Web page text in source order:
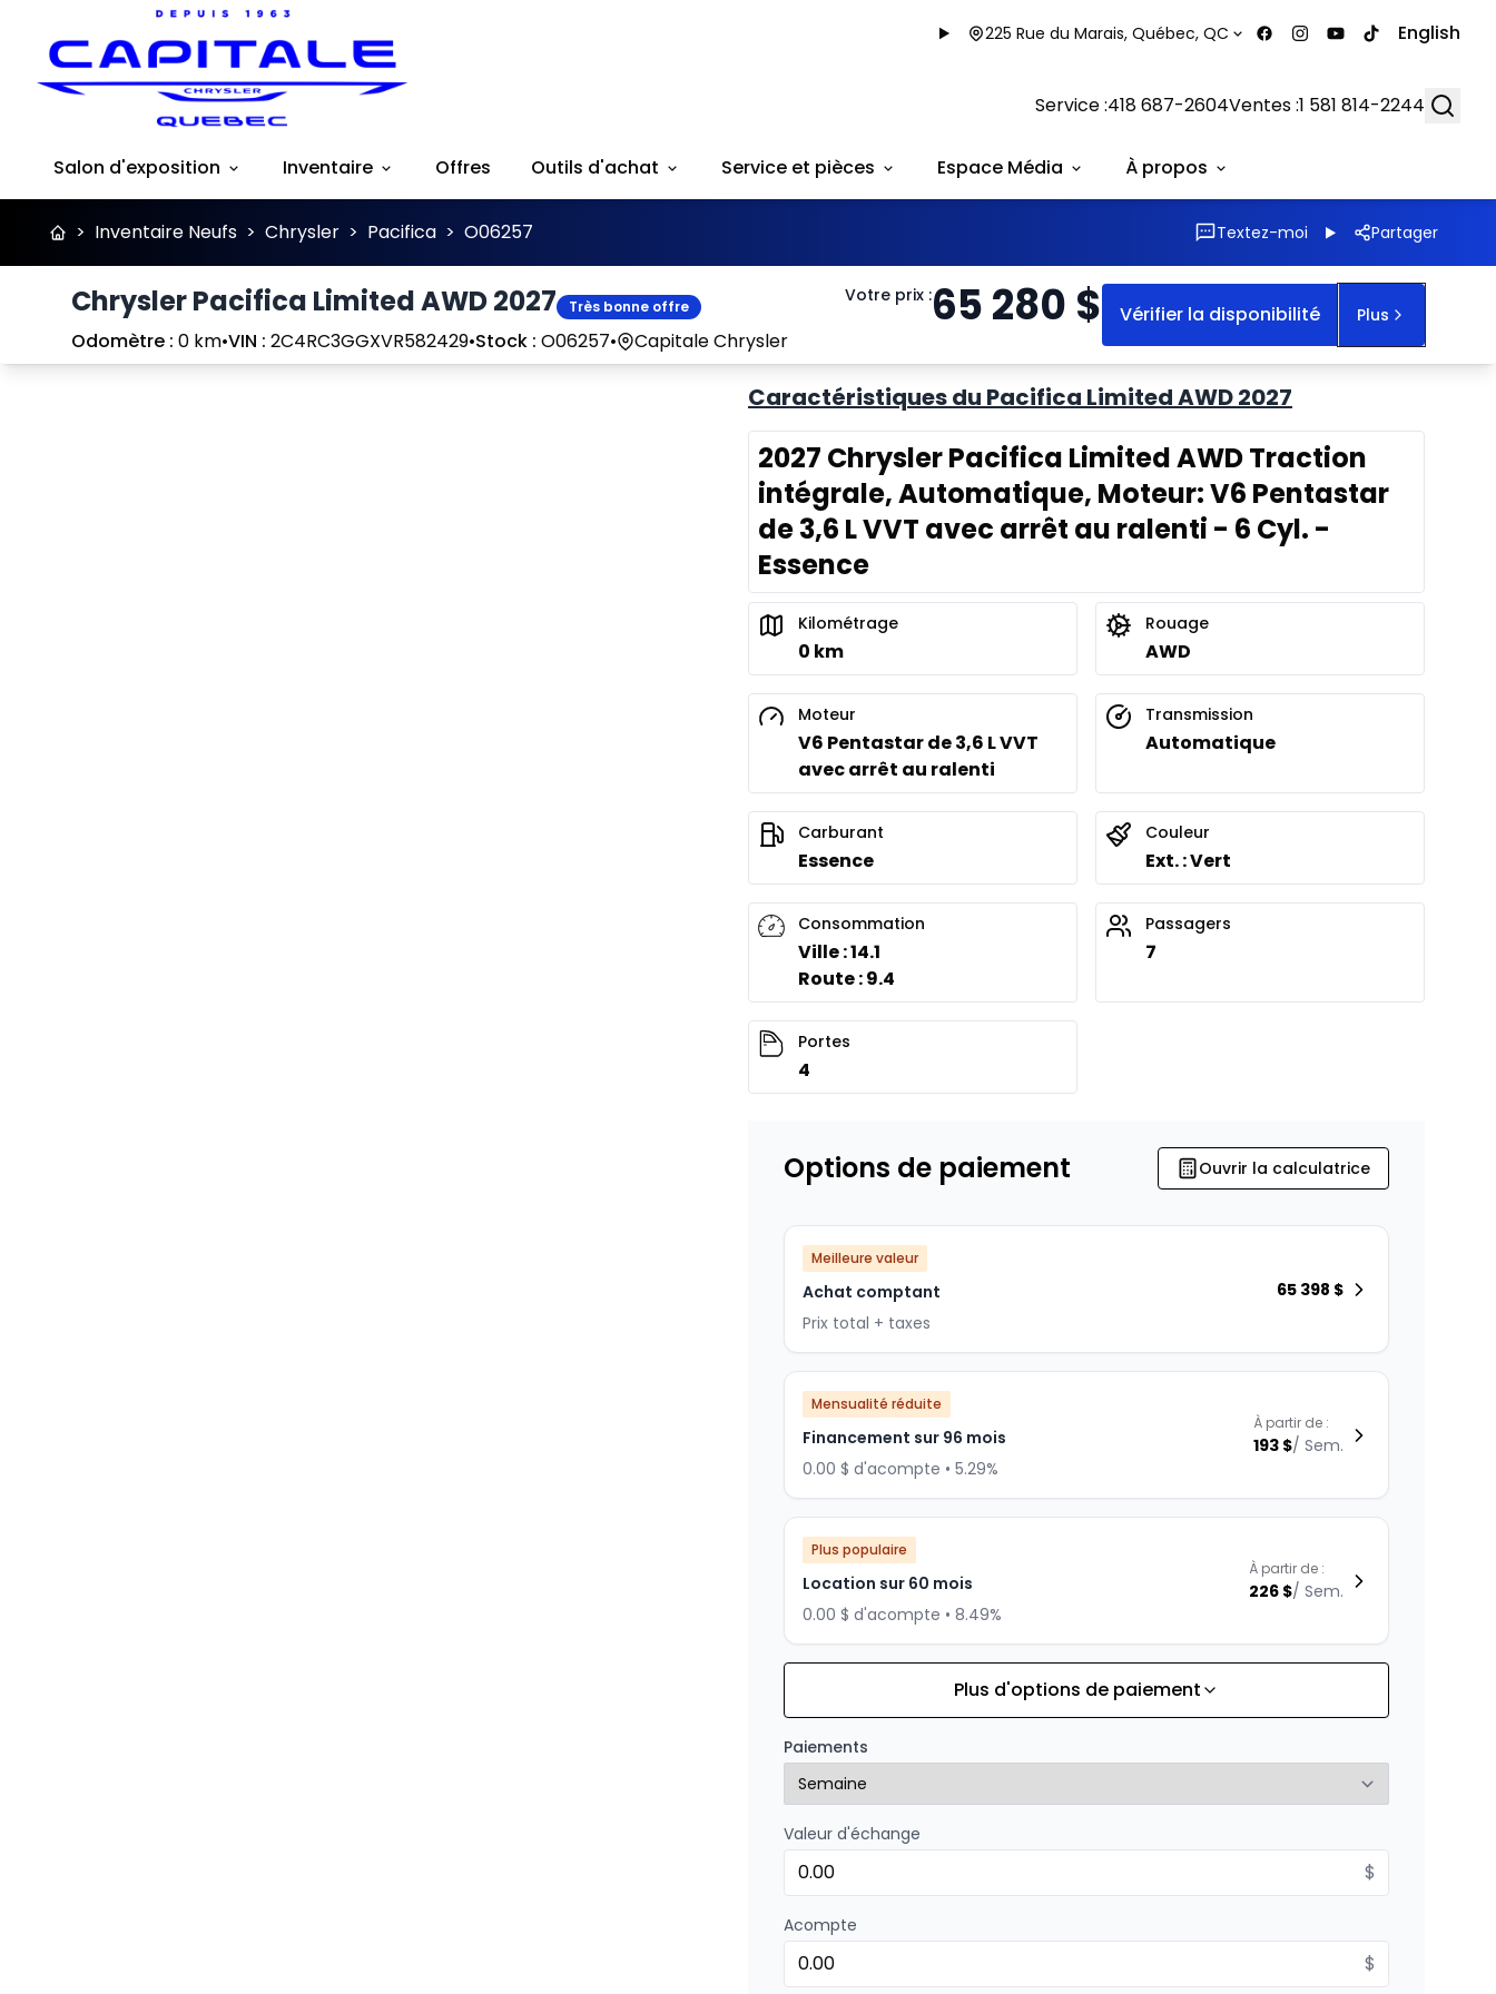
225 Rue du Marais, Québec, QC English
Service :418 687-2604Ventes :1 581 814-2244
Salon d'exposition Inventaire Offres Outils d'achat Service et pièces Espace Média À propos
> Inventaire Neufs > Chrysler > Pacifica > O06257 Textez-moi Partager
Chrysler Pacifica Limited AWD 2027 Très bonne offre
Odomètre : 0 km•VIN : 2C4RC3GGXVR582429•Stock : O06257• Capitale Chrysler
Votre prix :65 280 $ Vérifier la disponibilité Plus
Caractéristiques du Pacifica Limited AWD 2027
2027 Chrysler Pacifica Limited AWD Traction
intégrale, Automatique, Moteur: V6 Pentastar
de 3,6 L VVT avec arrêt au ralenti - 6 Cyl. -
Essence
Kilométrage
0 km
Rouage
AWD
Moteur
V6 Pentastar de 3,6 L VVT
avec arrêt au ralenti
Transmission
Automatique
Carburant
Essence
Couleur
Ext. : Vert
Consommation
Ville : 14.1
Route : 9.4
Passagers
7
Portes
4
Options de paiement Ouvrir la calculatrice
Meilleure valeur
Achat comptant
Prix total + taxes
65 398 $
Mensualité réduite
Financement sur 96 mois
0.00 $ d'acompte • 5.29%
À partir de :
193 $/ Sem.
Plus populaire
Location sur 60 mois
0.00 $ d'acompte • 8.49%
À partir de :
226 $/ Sem.
Financement sur 84 mois
0.00 $ d'acompte • 4.99%
À partir de :
Financement sur 72 mois
Financement sur 72 mois
Financement sur 60 mois
Plus d'options de paiement
Paiements
Valeur d'échange
$
Acompte
$